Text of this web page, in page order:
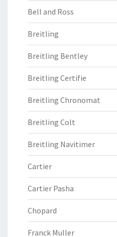
Bell and Ross
Breitling
Breitling Bentley
Breitling Certifie
Breitling Chronomat
Breitling Colt
Breitling Navitimer
Cartier
Cartier Pasha
Chopard
Franck Muller